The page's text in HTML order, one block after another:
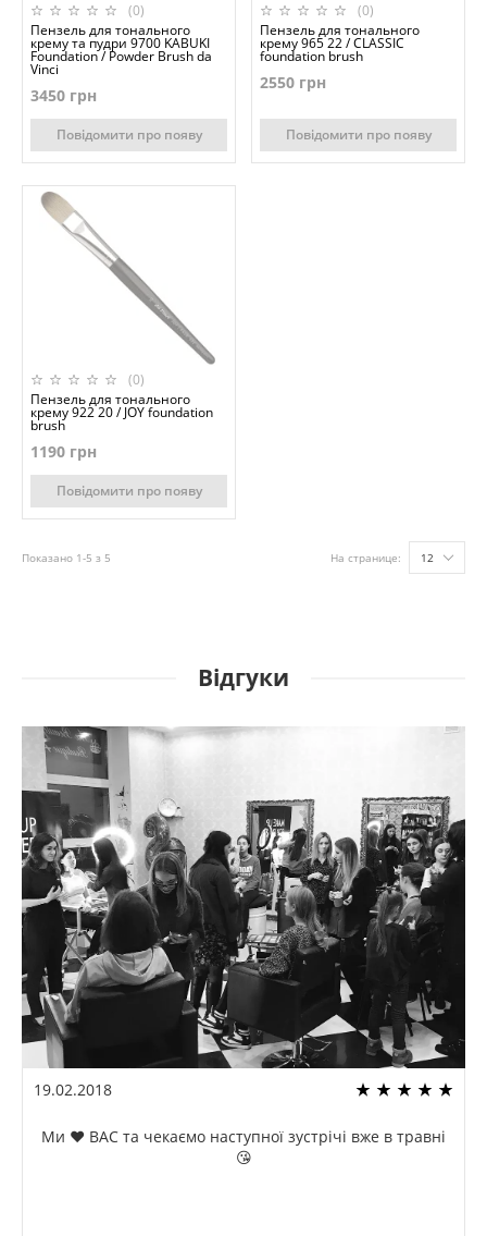
(0)
Пензель для тонального
крему та пудри 9700 KABUKI
Foundation / Powder Brush da
Vinci
3450 грн
Повідомити про появу
(0)
Пензель для тонального
крему 965 22 / CLASSIC
foundation brush
2550 грн
Повідомити про появу
(0)
Пензель для тонального
крему 922 20 / JOY foundation
brush
1190 грн
Повідомити про появу
Показано 1-5 з 5 На странице: 12
Відгуки
19.02.2018
Ми ❤️ ВАС та чекаємо наступної зустрічі вже в травні
😘